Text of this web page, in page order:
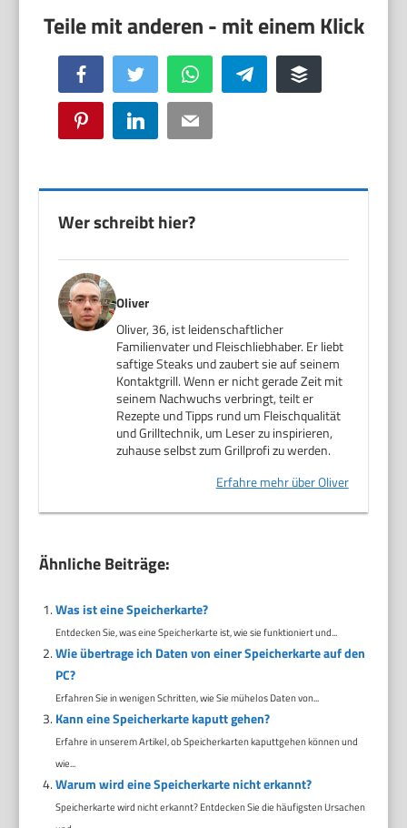
Facebook Twitter WhatsApp Telegram Buffer
Pinterest LinkedIn Email
Wer schreibt hier?
Oliver
Oliver, 36, ist leidenschaftlicher
Familienvater und Fleischliebhaber. Er liebt
saftige Steaks und zaubert sie auf seinem
Kontaktgrill. Wenn er nicht gerade Zeit mit
seinem Nachwuchs verbringt, teilt er
Rezepte und Tipps rund um Fleischqualität
und Grilltechnik, um Leser zu inspirieren,
zuhause selbst zum Grillprofi zu werden.
Erfahre mehr über Oliver
Ähnliche Beiträge:
Was ist eine Speicherkarte?
Entdecken Sie, was eine Speicherkarte ist, wie sie funktioniert und...
Wie übertrage ich Daten von einer Speicherkarte auf den
PC?
Erfahren Sie in wenigen Schritten, wie Sie mühelos Daten von...
Kann eine Speicherkarte kaputt gehen?
Erfahre in unserem Artikel, ob Speicherkarten kaputtgehen können und
wie...
Warum wird eine Speicherkarte nicht erkannt?
Speicherkarte wird nicht erkannt? Entdecken Sie die häufigsten Ursachen